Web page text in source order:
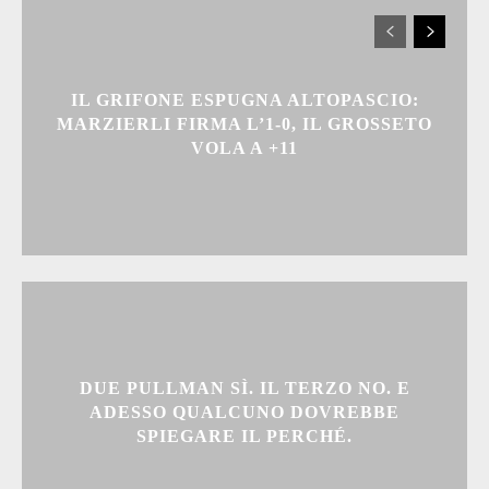
IL GRIFONE ESPUGNA ALTOPASCIO:
MARZIERLI FIRMA L’1-0, IL GROSSETO
VOLA A +11
DUE PULLMAN SÌ. IL TERZO NO. E
ADESSO QUALCUNO DOVREBBE
SPIEGARE IL PERCHÉ.